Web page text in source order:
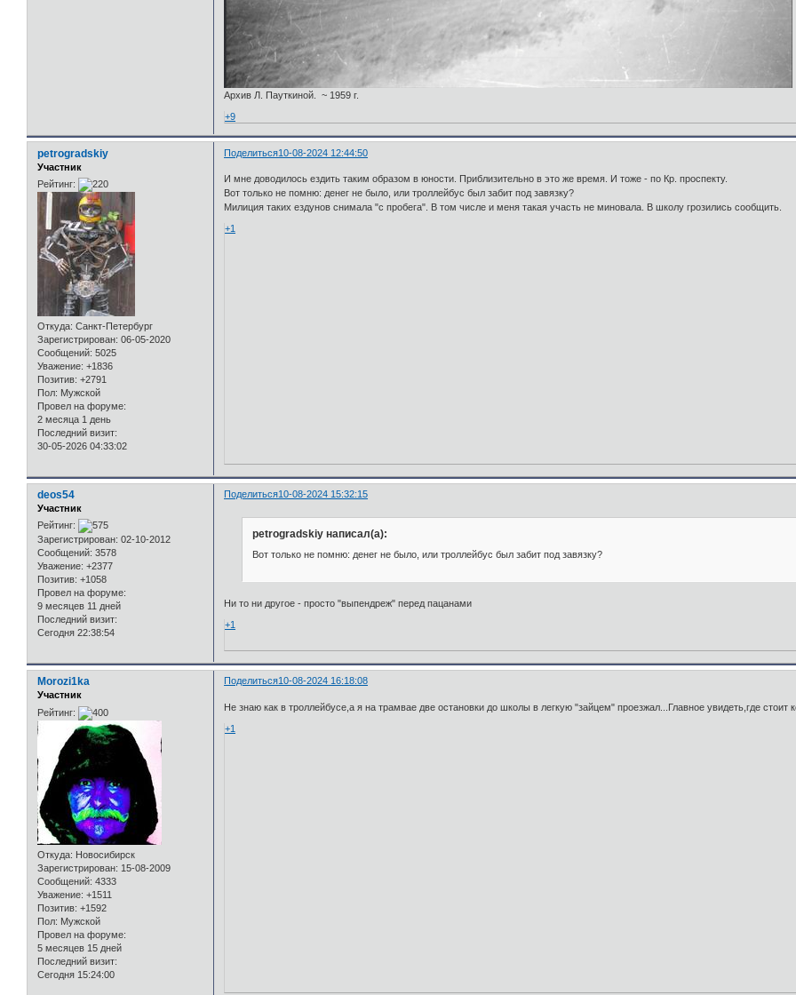
Архив Л. Пауткиной. ~ 1959 г.
+9
Поделиться10-08-2024 12:44:50
petrogradskiy
Участник
Рейтинг:
Откуда: Санкт-Петербург
Зарегистрирован: 06-05-2020
Сообщений: 5025
Уважение: +1836
Позитив: +2791
Пол: Мужской
Провел на форуме:
2 месяца 1 день
Последний визит:
30-05-2026 04:33:02
И мне доводилось ездить таким образом в юности. Приблизительно в это же время. И тоже - по Кр. проспекту.
Вот только не помню: денег не было, или троллейбус был забит под завязку?
Милиция таких ездунов снимала "с пробега". В том числе и меня такая участь не миновала. В школу грозились сообщить.
+1
Поделиться10-08-2024 15:32:15
deos54
Участник
Рейтинг:
Зарегистрирован: 02-10-2012
Сообщений: 3578
Уважение: +2377
Позитив: +1058
Провел на форуме:
9 месяцев 11 дней
Последний визит:
Сегодня 22:38:54
petrogradskiy написал(а):
Вот только не помню: денег не было, или троллейбус был забит под завязку?
Ни то ни другое - просто "выпендреж" перед пацанами
+1
Поделиться10-08-2024 16:18:08
Morozi1ka
Участник
Рейтинг:
Откуда: Новосибирск
Зарегистрирован: 15-08-2009
Сообщений: 4333
Уважение: +1511
Позитив: +1592
Пол: Мужской
Провел на форуме:
5 месяцев 15 дней
Последний визит:
Сегодня 15:24:00
Не знаю как в троллейбусе,а я на трамвае две остановки до школы в легкую "зайцем" проезжал...Главное увидеть,где стоит
+1